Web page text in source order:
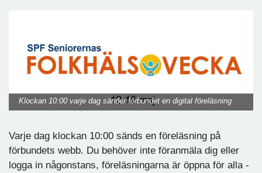
Klockan 10:00 varje dag sänder förbundet en digital föreläsning
Varje dag klockan 10:00 sänds en föreläsning på
förbundets webb. Du behöver inte föranmäla dig eller
logga in någonstans, föreläsningarna är öppna för alla -